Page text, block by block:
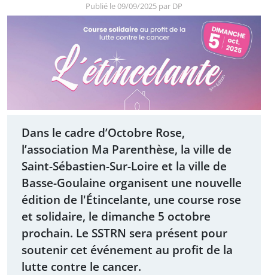
Publié le 09/09/2025 par DP
Dans le cadre d’Octobre Rose,
l’association Ma Parenthèse, la ville de
Saint-Sébastien-Sur-Loire et la ville de
Basse-Goulaine organisent une nouvelle
édition de l'Étincelante, une course rose
et solidaire, le dimanche 5 octobre
prochain. Le SSTRN sera présent pour
soutenir cet événement au profit de la
lutte contre le cancer.